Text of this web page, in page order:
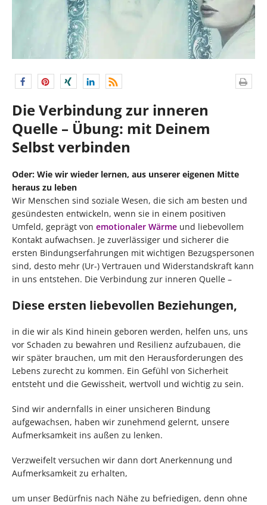
Die Verbindung zur inneren
Quelle – Übung: mit Deinem
Selbst verbinden
Oder: Wie wir wieder lernen, aus unserer eigenen Mitte
heraus zu leben
Wir Menschen sind soziale Wesen, die sich am besten und
gesündesten entwickeln, wenn sie in einem positiven
Umfeld, geprägt von emotionaler Wärme und liebevollem
Kontakt aufwachsen. Je zuverlässiger und sicherer die
ersten Bindungserfahrungen mit wichtigen Bezugspersonen
sind, desto mehr (Ur-) Vertrauen und Widerstandskraft kann
in uns entstehen. Die Verbindung zur inneren Quelle –
Diese ersten liebevollen Beziehungen,
in die wir als Kind hinein geboren werden, helfen uns, uns
vor Schaden zu bewahren und Resilienz aufzubauen, die
wir später brauchen, um mit den Herausforderungen des
Lebens zurecht zu kommen. Ein Gefühl von Sicherheit
entsteht und die Gewissheit, wertvoll und wichtig zu sein.
Sind wir andernfalls in einer unsicheren Bindung
aufgewachsen, haben wir zunehmend gelernt, unsere
Aufmerksamkeit ins außen zu lenken.
Verzweifelt versuchen wir dann dort Anerkennung und
Aufmerksamkeit zu erhalten,
um unser Bedürfnis nach Nähe zu befriedigen, denn ohne